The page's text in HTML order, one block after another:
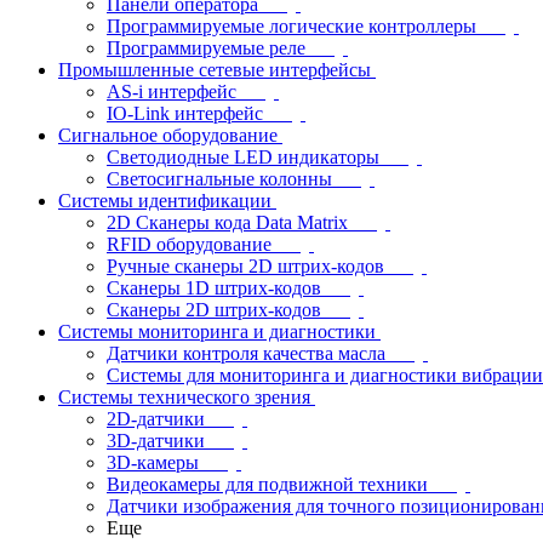
Панели оператора
Программируемые логические контроллеры
Программируемые реле
Промышленные сетевые интерфейсы
AS-i интерфейс
IO-Link интерфейс
Сигнальное оборудование
Светодиодные LED индикаторы
Светосигнальные колонны
Системы идентификации
2D Сканеры кода Data Matrix
RFID оборудование
Ручные сканеры 2D штрих-кодов
Сканеры 1D штрих-кодов
Сканеры 2D штрих-кодов
Системы мониторинга и диагностики
Датчики контроля качества масла
Системы для мониторинга и диагностики вибрации
Системы технического зрения
2D-датчики
3D-датчики
3D-камеры
Видеокамеры для подвижной техники
Датчики изображения для точного
Еще